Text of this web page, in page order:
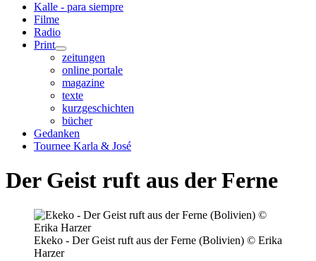
Kalle - para siempre
Filme
Radio
Print
zeitungen
online portale
magazine
texte
kurzgeschichten
bücher
Gedanken
Tournee Karla & José
Der Geist ruft aus der Ferne
Ekeko - Der Geist ruft aus der Ferne (Bolivien) © Erika
Harzer